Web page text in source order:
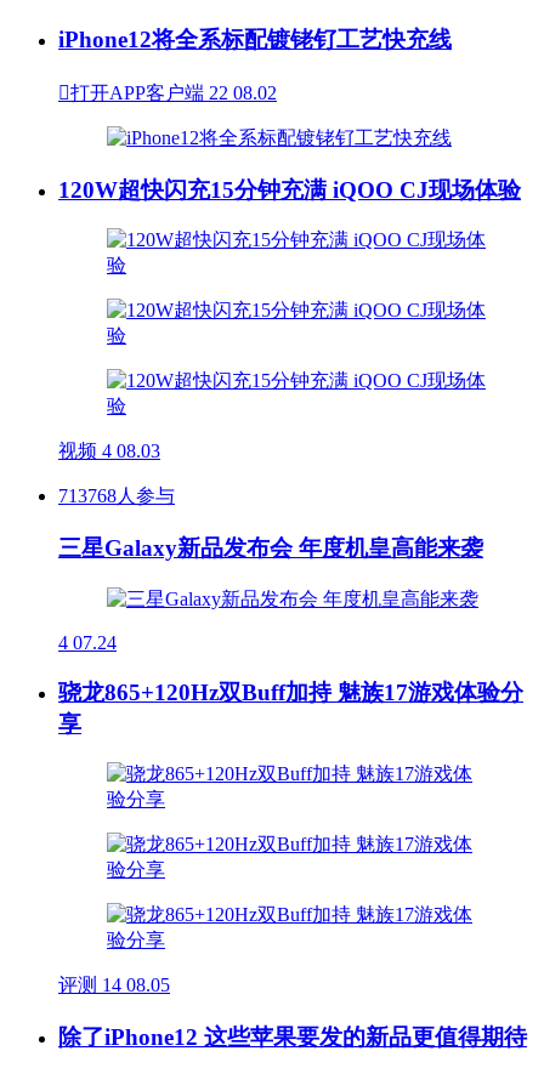
iPhone12将全系标配镀铑钌工艺快充线
打开APP客户端 22 08.02
120W超快闪充15分钟充满 iQOO CJ现场体验
视频 4 08.03
713768人参与
三星Galaxy新品发布会 年度机皇高能来袭
4 07.24
骁龙865+120Hz双Buff加持 魅族17游戏体验分
享
评测 14 08.05
除了iPhone12 这些苹果要发的新品更值得期待